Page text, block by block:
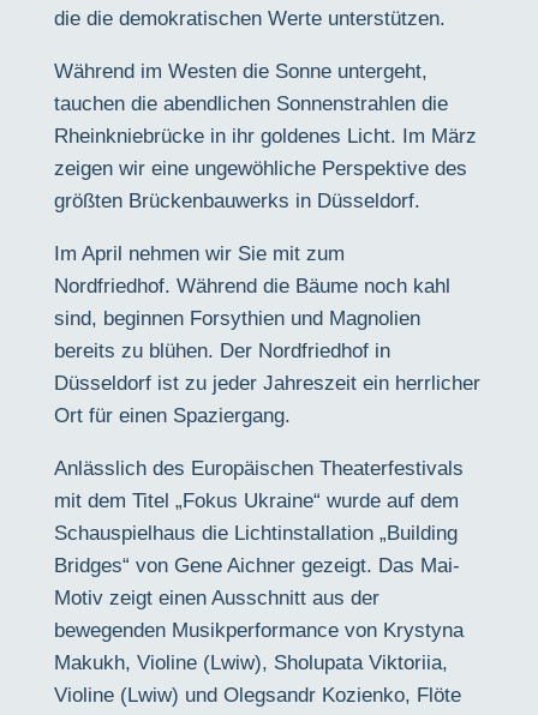
die die demokratischen Werte unterstützen.
Während im Westen die Sonne untergeht,
tauchen die abendlichen Sonnenstrahlen die
Rheinkniebrücke in ihr goldenes Licht. Im März
zeigen wir eine ungewöhliche Perspektive des
größten Brückenbauwerks in Düsseldorf.
Im April nehmen wir Sie mit zum
Nordfriedhof. Während die Bäume noch kahl
sind, beginnen Forsythien und Magnolien
bereits zu blühen. Der Nordfriedhof in
Düsseldorf ist zu jeder Jahreszeit ein herrlicher
Ort für einen Spaziergang.
Anlässlich des Europäischen Theaterfestivals
mit dem Titel „Fokus Ukraine“ wurde auf dem
Schauspielhaus die Lichtinstallation „Building
Bridges“ von Gene Aichner gezeigt. Das Mai-
Motiv zeigt einen Ausschnitt aus der
bewegenden Musikperformance von Krystyna
Makukh, Violine (Lwiw), Sholupata Viktoriia,
Violine (Lwiw) und Olegsandr Kozienko, Flöte